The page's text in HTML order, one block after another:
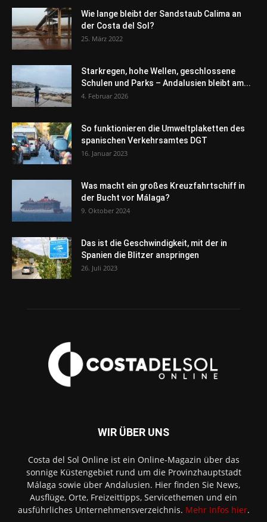
Wie lange bleibt der Sandstaub Calima an
der Costa del Sol?
25. März 2022
Starkregen, hohe Wellen, geschlossene
Schulen und Parks – Andalusien bleibt am...
4. Februar 2026
So funktionieren die Umweltplaketten des
spanischen Verkehrsamtes DGT
16. Januar 2023
Was macht ein großes Kreuzfahrtschiff in
der Bucht vor Málaga?
9. Oktober 2024
Das ist die Geschwindigkeit, mit der in
Spanien die Blitzer anspringen
26. Juli 2023
WIR ÜBER UNS
Costa del Sol Online ist ein Online-Magazin über das
sonnige Küstengebiet rund um die Provinzhauptstadt
Málaga sowie über Andalusien. Hier finden Sie News,
Ausflüge, Orte, Freizeittipps, Servicethemen und ein
ausführliches Unternehmensverzeichnis. Mehr Infos hier.